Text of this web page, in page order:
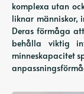
komplexa utan
liknar människor,
Deras förmåga
behålla viktig
minneskapacitet